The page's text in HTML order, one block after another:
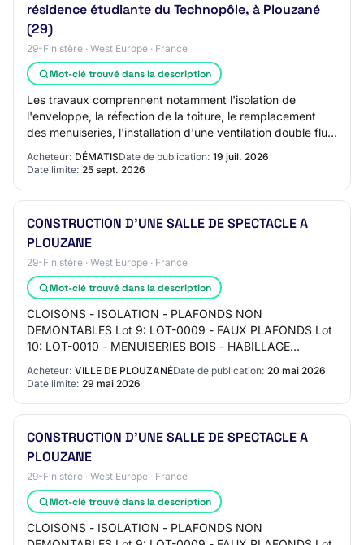
résidence étudiante du Technopôle, à Plouzané
(29)
29-Finistère · West Europe · France
Mot-clé trouvé dans la description
Les travaux comprennent notamment l'isolation de
l'enveloppe, la réfection de la toiture, le remplacement
des menuiseries, l'installation d'une ventilation double flux,
la création d'un système de ch…
Acheteur: DÉMATISDate de publication: 19 juil. 2026
Date limite: 25 sept. 2026
CONSTRUCTION D'UNE SALLE DE SPECTACLE A
PLOUZANE
29-Finistère · West Europe · France
Mot-clé trouvé dans la description
CLOISONS - ISOLATION - PLAFONDS NON
DEMONTABLES Lot 9: LOT-0009 - FAUX PLAFONDS Lot
10: LOT-0010 - MENUISERIES BOIS - HABILLAGE
ACOUSTIQUE INTERIEUR - PARQUET - AGENCEMENT
Lot 11: LOT-0011 - REVETEME…
Acheteur: VILLE DE PLOUZANÉDate de publication: 20 mai 2026
Date limite: 29 mai 2026
CONSTRUCTION D'UNE SALLE DE SPECTACLE A
PLOUZANE
29-Finistère · West Europe · France
Mot-clé trouvé dans la description
CLOISONS - ISOLATION - PLAFONDS NON